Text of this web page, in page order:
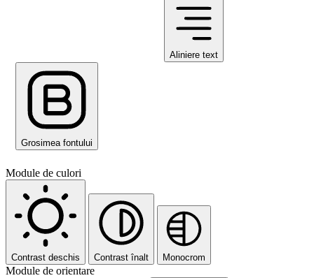
Aliniere text
Grosimea fontului
Module de culori
Contrast deschis Contrast înalt Monocrom
Module de orientare